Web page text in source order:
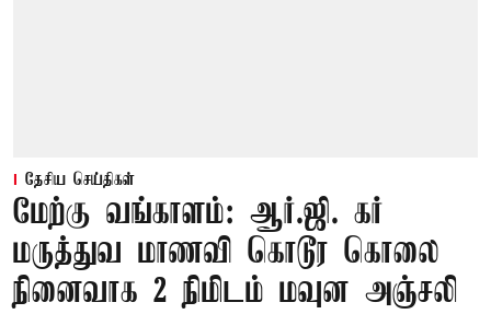
தேசிய செய்திகள்
மேற்கு வங்காளம்: ஆர்.ஜி. கர்
மருத்துவ மாணவி கொடூர கொலை
நினைவாக 2 நிமிடம் மவுன அஞ்சலி